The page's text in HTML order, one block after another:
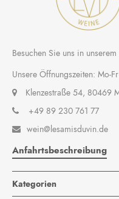
Besuchen Sie uns in
Unsere Öffnungszeiten: Mo-
Klenzestraße 54, 80469
+49 89 230 761 77
 wein@lesamisduvin.de
Anfahrtsbeschreibung
Kategorien